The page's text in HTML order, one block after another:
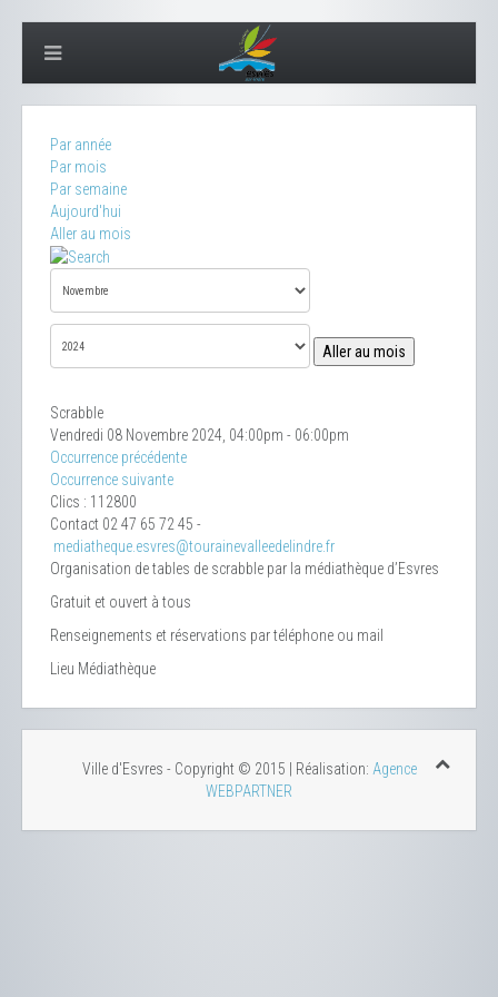
Par année
Par mois
Par semaine
Aujourd'hui
Aller au mois
Aller au mois
Scrabble
Vendredi 08 Novembre 2024, 04:00pm - 06:00pm
Occurrence précédente
Occurrence suivante
Clics : 112800
Contact 02 47 65 72 45 -
mediatheque.esvres@tourainevalleedelindre.fr
Organisation de tables de scrabble par la médiathèque d’Esvres
Gratuit et ouvert à tous
Renseignements et réservations par téléphone ou mail
Lieu Médiathèque
Ville d'Esvres - Copyright © 2015 | Réalisation: Agence
WEBPARTNER